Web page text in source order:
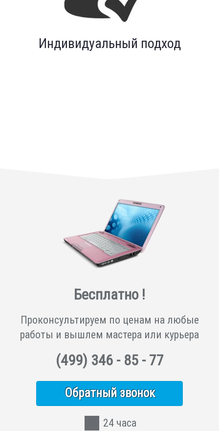
Индивидуальный подход
Бесплатно !
Проконсультируем по ценам на любые
работы и вышлем мастера или курьера
(499) 346 - 85 - 77
Обратный звонок
24 часа